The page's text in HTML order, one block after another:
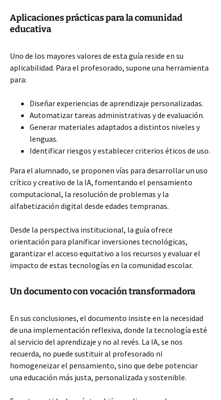
Aplicaciones prácticas para la comunidad
educativa
Uno de los mayores valores de esta guía reside en su
aplicabilidad. Para el profesorado, supone una herramienta
para:
Diseñar experiencias de aprendizaje personalizadas.
Automatizar tareas administrativas y de evaluación.
Generar materiales adaptados a distintos niveles y
lenguas.
Identificar riesgos y establecer criterios éticos de uso.
Para el alumnado, se proponen vías para desarrollar un uso
crítico y creativo de la IA, fomentando el pensamiento
computacional, la resolución de problemas y la
alfabetización digital desde edades tempranas.
Desde la perspectiva institucional, la guía ofrece
orientación para planificar inversiones tecnológicas,
garantizar el acceso equitativo a los recursos y evaluar el
impacto de estas tecnologías en la comunidad escolar.
Un documento con vocación transformadora
En sus conclusiones, el documento insiste en la necesidad
de una implementación reflexiva, donde la tecnología esté
al servicio del aprendizaje y no al revés. La IA, se nos
recuerda, no puede sustituir al profesorado ni
homogeneizar el pensamiento, sino que debe potenciar
una educación más justa, personalizada y sostenible.